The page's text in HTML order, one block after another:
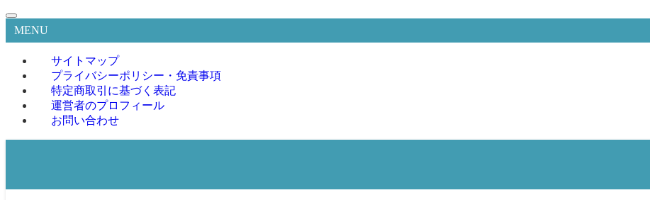
MENU
サイトマップ
プライバシーポリシー・免責事項
特定商取引に基づく表記
運営者のプロフィール
お問い合わせ